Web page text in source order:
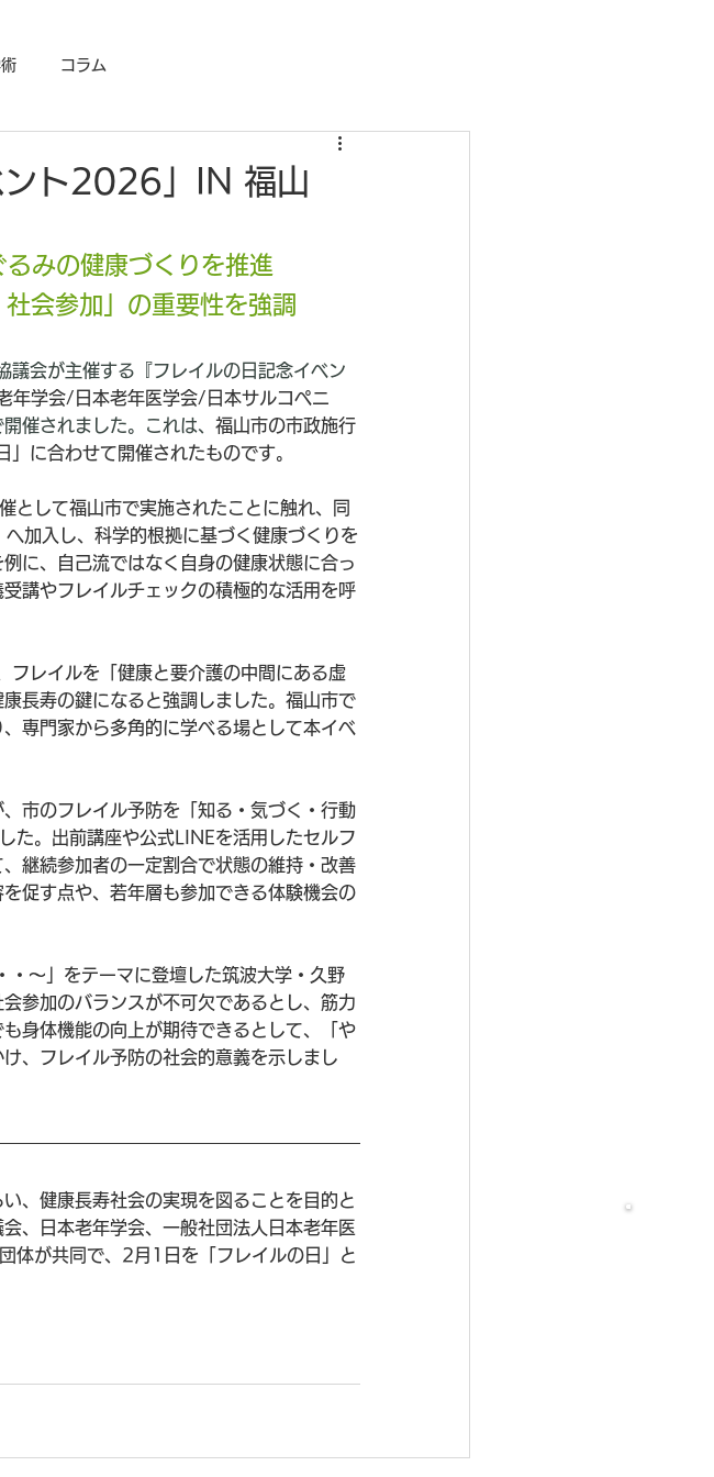
コラム
ント2026」IN 福山
みの健康づくりを推進
会参加」の重要性を強調
会が主催する『フレイルの日記念イベン
年学会/日本老年医学会/日本サルコペニ
催されました。これは、 福山市の市政施行
に合わせて開催されたものです。
として福山市で実施されたことに触れ、同
加入し、科学的根拠に基づく健康づくりを
に、自己流ではなく自身の健康状態に合っ
講やフレイルチェックの積極的な活用を呼
フレイルを「健康と要介護の中間にある虚
長寿の鍵になると強調しました。福山市で
専門家から多角的に学べる場として本イベ
市のフレイル予防を「知る・気づく・行動
た。出前講座や公式LINEを活用したセルフ
継続参加者の一定割合で状態の維持・改善
促す点や、若年層も参加できる体験機会の
・～」をテーマに登壇した筑波大学・久野
参加のバランスが不可欠であるとし、筋力
身体機能の向上が期待できるとして、「や
、フレイル予防の社会的意義を示しまし
、健康長寿社会の実現を図ることを目的と
、日本老年学会、一般社団法人日本老年医
体が共同で、2月1日を「フレイルの日」と